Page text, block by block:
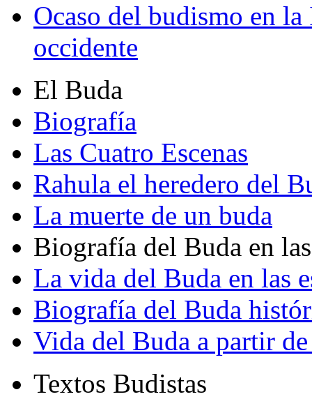
Ocaso del budismo en
occidente
El Buda
Biografía
Las Cuatro Escenas
Rahula el heredero del
La muerte de un buda
Biografía del Buda en
La vida del Buda en las
Biografía del Buda
Vida del Buda a partir de
Textos Budistas